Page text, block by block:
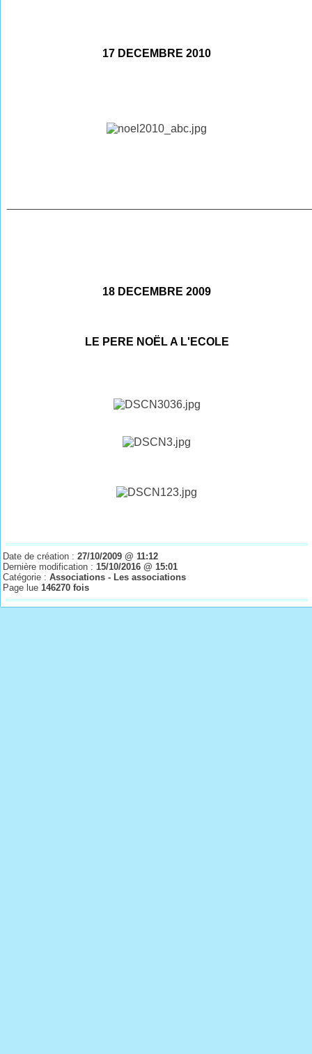
17 DECEMBRE 2010
18 DECEMBRE 2009
LE PERE NOËL A L'ECOLE
Date de création :27/10/2009 @ 11:12
Dernière modification :15/10/2016 @ 15:01
Catégorie :Associations - Les associations
Page lue146270 fois